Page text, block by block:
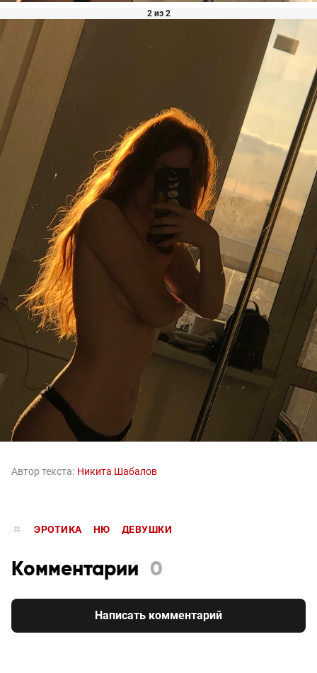
2 из 2
Автор текста: Никита Шабалов
ЭРОТИКА НЮ ДЕВУШКИ
Комментарии 0
Написать комментарий